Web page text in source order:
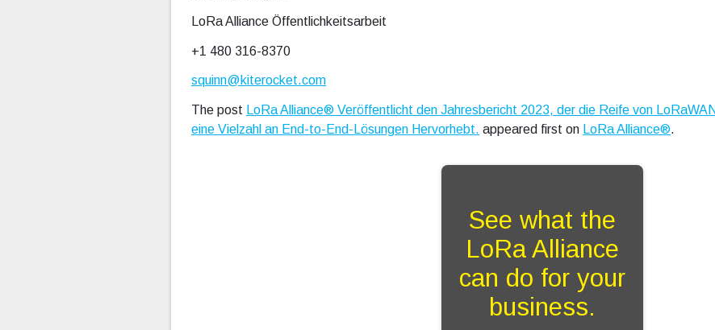
LoRa Alliance Öffentlichkeitsarbeit
+1 480 316-8370
squinn@kiterocket.com
The post LoRa Alliance® Veröffentlicht den Jahresbericht 2023, der die Reife von
eine Vielzahl an End-to-End-Lösungen Hervorhebt. appeared first on LoRa Alliance®.
See what the
LoRa Alliance
can do for your
business.